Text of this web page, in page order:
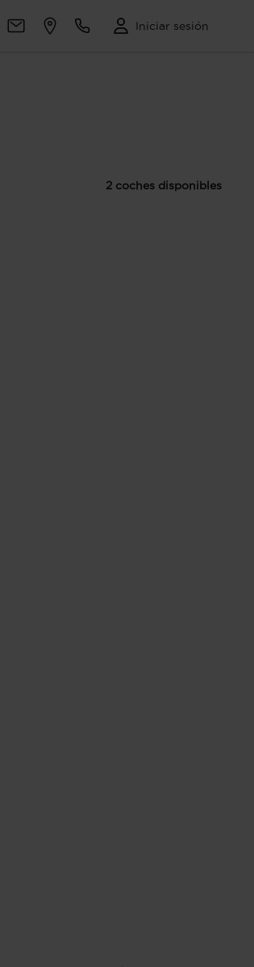
Iniciar sesión
2 coches disponibles